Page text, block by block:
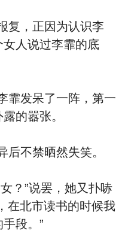
，正因为认识李
人说过李霏的底
发呆了一阵，第一
的嚣张。
不禁晒然失笑。
”说罢，她又扑哧
在北市读书的时候我
段。”